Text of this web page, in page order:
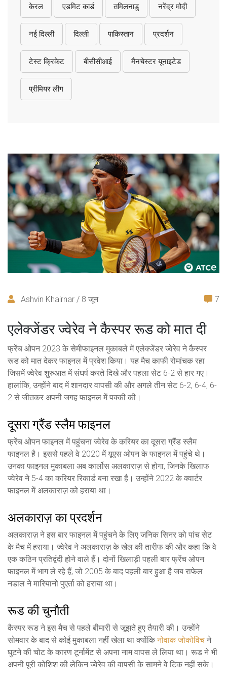
केरल एडमिट कार्ड तमिलनाडु नरेंद्र मोदी
नई दिल्ली दिल्ली पाकिस्तान प्रदर्शन
टेस्ट क्रिकेट बीसीसीआई मैनचेस्टर यूनाइटेड
प्रीमियर लीग
Ashvin Khairnar / 8 जून 7
एलेक्जेंडर ज्वेरेव ने कैस्पर रूड को मात दी
फ्रेंच ओपन 2023 के सेमीफाइनल मुकाबले में एलेक्जेंडर ज्वेरेव ने कैस्पर
रूड को मात देकर फाइनल में प्रवेश किया। यह मैच काफी रोमांचक रहा
जिसमें ज्वेरेव शुरुआत में संघर्ष करते दिखे और पहला सेट 6-2 से हार गए।
हालांकि, उन्होंने बाद में शानदार वापसी की और अगले तीन सेट 6-2, 6-4, 6-
2 से जीतकर अपनी जगह फाइनल में पक्की की।
दूसरा ग्रैंड स्लैम फाइनल
फ्रेंच ओपन फाइनल में पहुंचना ज्वेरेव के करियर का दूसरा ग्रैंड स्लैम
फाइनल है। इससे पहले वे 2020 में यूएस ओपन के फाइनल में पहुंचे थे।
उनका फाइनल मुकाबला अब कार्लोस अलकाराज़ से होगा, जिनके खिलाफ
ज्वेरेव ने 5-4 का करियर रिकार्ड बना रखा है। उन्होंने 2022 के क्वार्टर
फाइनल में अलकाराज़ को हराया था।
अलकाराज़ का प्रदर्शन
अलकाराज़ ने इस बार फाइनल में पहुंचने के लिए जनिक सिनर को पांच सेट
के मैच में हराया। ज्वेरेव ने अलकाराज़ के खेल की तारीफ की और कहा कि वे
एक कठिन प्रतिद्वंदी होने वाले हैं। दोनों खिलाड़ी पहली बार फ्रेंच ओपन
फाइनल में भाग ले रहे हैं, जो 2005 के बाद पहली बार हुआ है जब राफेल
नडाल ने मारियानो पुएर्ता को हराया था।
रूड की चुनौती
कैस्पर रूड ने इस मैच से पहले बीमारी से जूझते हुए तैयारी की। उन्होंने
सोमवार के बाद से कोई मुकाबला नहीं खेला था क्योंकिनोवाक जोकोविच ने
घुटने की चोट के कारण टूर्नामेंट से अपना नाम वापस ले लिया था। रूड ने भी
अपनी पूरी कोशिश की लेकिन ज्वेरेव की वापसी के सामने वे टिक नहीं सके।